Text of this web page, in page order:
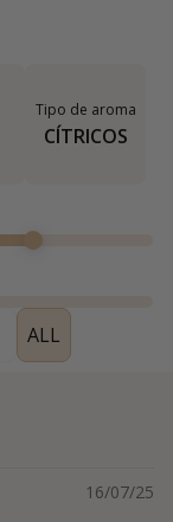
Tipo de aroma
CÍTRICOS
ALL
16/07/25